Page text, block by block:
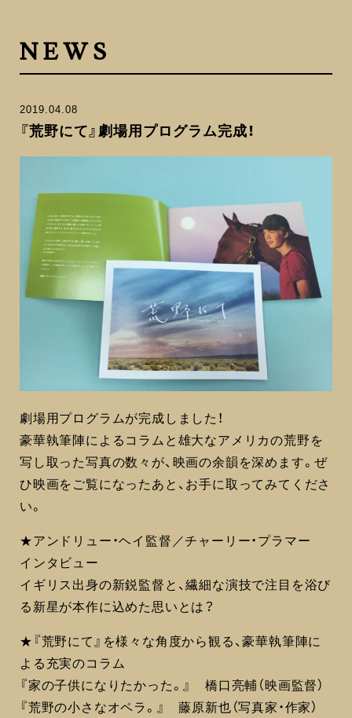
NEWS
2019.04.08
『荒野にて』劇場用プログラム完成！
劇場用プログラムが完成しました！
豪華執筆陣によるコラムと雄大なアメリカの荒野を
写し取った写真の数々が、映画の余韻を深めます。ぜ
ひ映画をご覧になったあと、お手に取ってみてくださ
い。
★アンドリュー・ヘイ監督／チャーリー・プラマー
インタビュー
イギリス出身の新鋭監督と、繊細な演技で注目を浴び
る新星が本作に込めた思いとは？
★『荒野にて』を様々な角度から観る、豪華執筆陣に
よる充実のコラム
『家の子供になりたかった。』 橋口亮輔（映画監督）
『荒野の小さなオペラ。』 藤原新也（写真家・作家）